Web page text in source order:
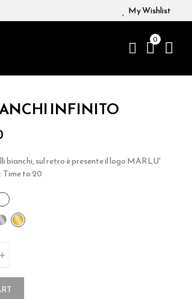
My Wishlist
0
INFINITO
bianchi, sul retro è presente il logo MARLU'
Time to 20